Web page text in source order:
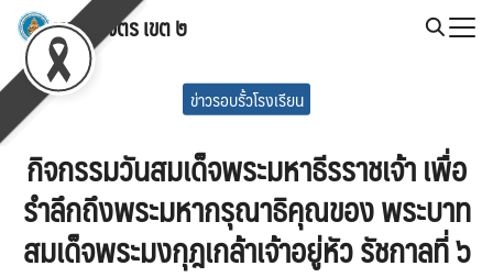
Skip
content
สพป.พิจิตร เขต ๒
Search
for: ข่าวรอบรั้วโรงเรียน
กิจกรรมวันสมเด็จพระมหาธีรราชเจ้า เพื่อ
รำลึกถึงพระมหากรุณาธิคุณของ พระบาท
สมเด็จพระมงกุฎเกล้าเจ้าอยู่หัว รัชกาลที่ ๖